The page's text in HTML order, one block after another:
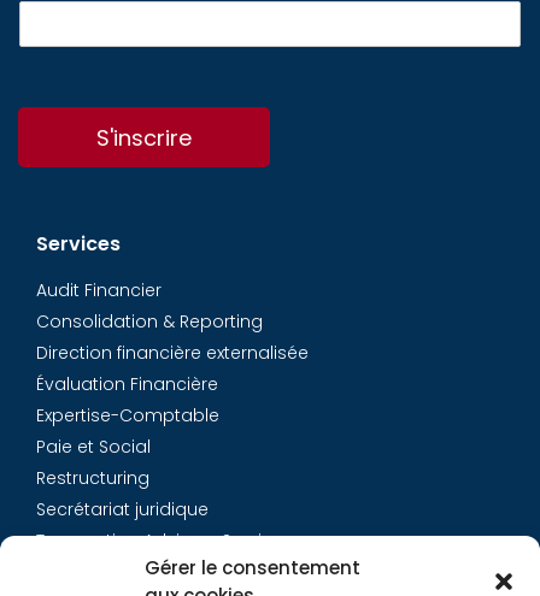
Gérer le consentement
S'inscrire
Services
Audit Financier
Consolidation & Reporting
Direction financière externalisée
Évaluation Financière
Expertise-Comptable
Paie et Social
Restructuring
Secrétariat juridique
Transaction Advisory Services